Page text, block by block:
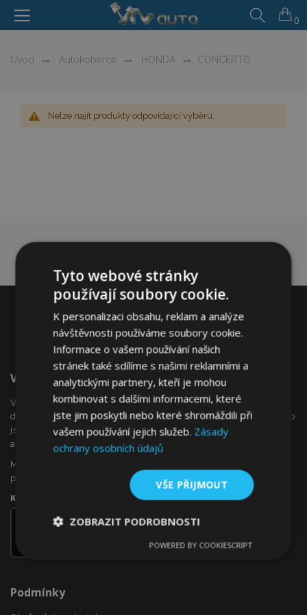
0
Úvod Autokoberce HONDA CONCERTO
Nelze najít produkty odpovídající výběru.
Vítejte Na VTVauto.cz
VTVauto je maloobchodním prodejcem a velkoobchodním
dodavatelem autopříslušenství a autodoplňků v Evropě, jako
jsou např .: ozdobné kryty kol (poklice), okenní deflektory,
autopotahy, autorohože, chromové kryty a rámy, ...
Máte zájem o dropshipping, nebo se chcete stát naším
partnerem?
Kontaktujte nás ještě dnes!
Podmínky
Tyto webové stránky
používají soubory cookie.
K personalizaci obsahu, reklam a analýze
návštěvnosti používáme soubory cookie.
Informace o vašem používání našich
stránek také sdílíme s našimi reklamními a
analytickými partnery, kteří je mohou
kombinovat s dalšími informacemi, které
jste jim poskytli nebo které shromáždili při
vašem používání jejich služeb. Zásady
ochrany osobních údajů
VŠE PŘIJMOUT
ZOBRAZIT PODROBNOSTI
Výkonové
Soubory
POWERED BY COOKIESCRIPT